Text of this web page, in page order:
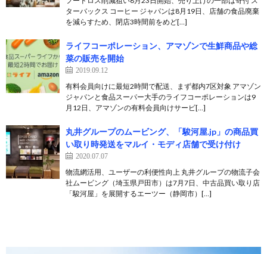
ターバックス コーヒー ジャパンは8月19日、店舗の食品廃棄
を減らすため、閉店3時間前をめど[…]
ライフコーポレーション、アマゾンで生鮮商品や総
菜の販売を開始
2019.09.12
有料会員向けに最短2時間で配送、まず都内7区対象 アマゾン
ジャパンと食品スーパー大手のライフコーポレーションは9
月12日、アマゾンの有料会員向けサービ[…]
丸井グループのムービング、「駿河屋.jp」の商品買
い取り時発送をマルイ・モディ店舗で受け付け
2020.07.07
物流網活用、ユーザーの利便性向上 丸井グループの物流子会
社ムービング（埼玉県戸田市）は7月7日、中古品買い取り店
「駿河屋」を展開するエーツー（静岡市）[…]